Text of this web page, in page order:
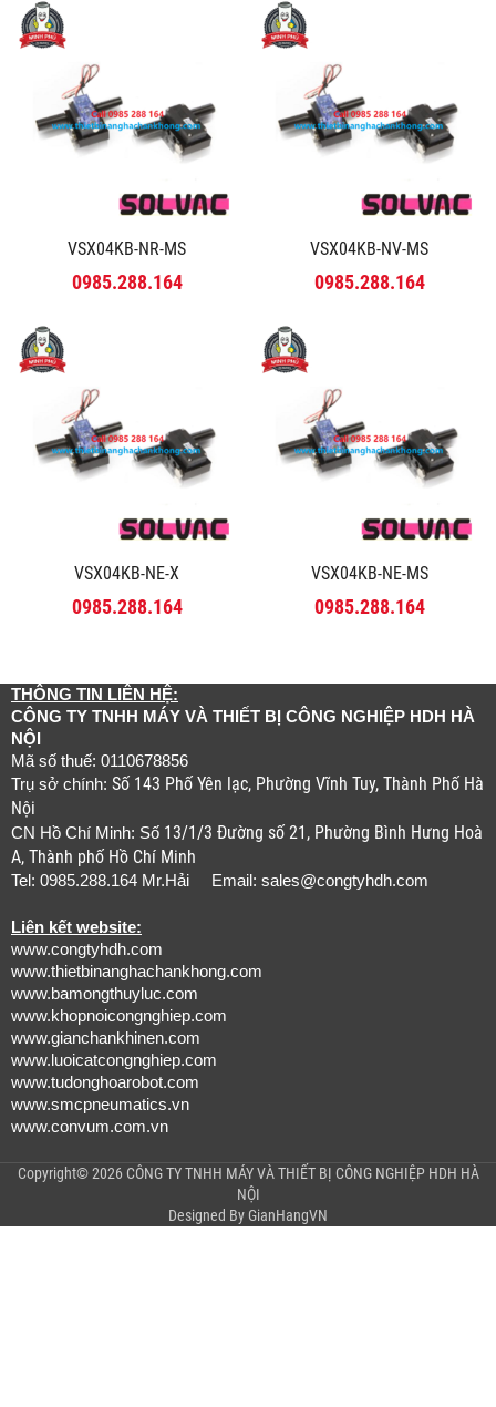
VSX04KB-NR-MS
0985.288.164
VSX04KB-NV-MS
0985.288.164
VSX04KB-NE-X
0985.288.164
VSX04KB-NE-MS
0985.288.164
THÔNG TIN LIÊN HỆ:
CÔNG TY TNHH MÁY VÀ THIẾT BỊ CÔNG NGHIỆP HDH HÀ
NỘI
Mã số thuế: 0110678856
Trụ sở chính: Số 143 Phố Yên lạc, Phường Vĩnh Tuy, Thành Phố Hà
Nội
CN Hồ Chí Minh: Số 13/1/3 Đường số 21, Phường Bình Hưng Hoà
A, Thành phố Hồ Chí Minh
Tel: 0985.288.164 Mr.Hải Email: sales@congtyhdh.com
Liên kết website:
www.congtyhdh.com
www.thietbinanghachankhong.com
www.bamongthuyluc.com
www.khopnoicongnghiep.com
www.gianchankhinen.com
www.luoicatcongnghiep.com
www.tudonghoarobot.com
www.smcpneumatics.vn
www.convum.com.vn
Copyright© 2026 CÔNG TY TNHH MÁY VÀ THIẾT BỊ CÔNG NGHIỆP HDH HÀ
NỘI
Designed By GianHangVN